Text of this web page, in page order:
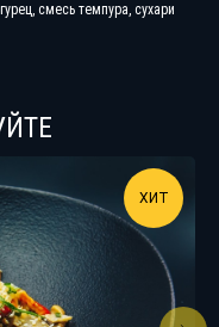
смесь темпура, сухари
ХИТ